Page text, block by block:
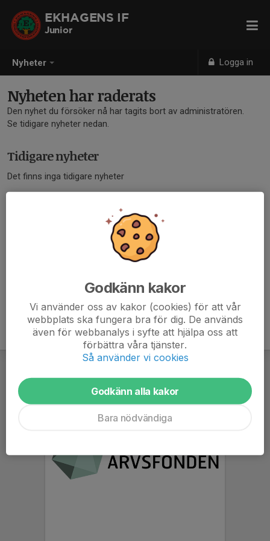
Nyheter Logga in
EKHAGENS IF
Junior
Nyheten har raderats
Den nyhet du försöker nå har tagits bort av administratören.
Se tidigare nyheter nedan.
Tidigare nyheter
Det finns inga tidigare nyheter
Godkänn kakor
Vi använder oss av kakor (cookies) för att vår
webbplats ska fungera bra för dig. De används
även för webbanalys i syfte att hjälpa oss att
förbättra våra tjänster.
Så använder vi cookies
Godkänn alla kakor
Bara nödvändiga